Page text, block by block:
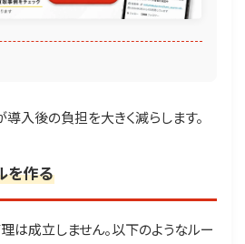
入後の負担を大きく減らします。
を作る
は成立しません。以下のようなルー